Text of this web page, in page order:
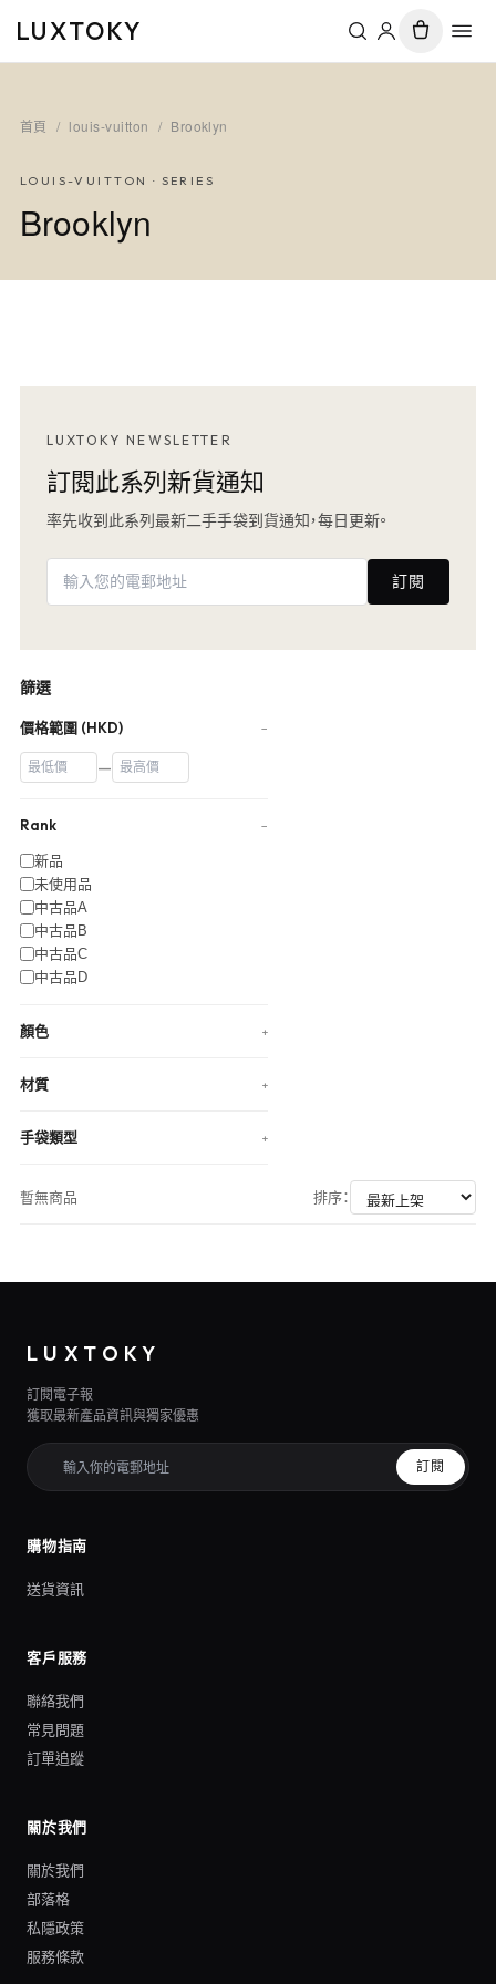
LUXTOKY
首頁 / louis-vuitton / Brooklyn
LOUIS-VUITTON · SERIES
Brooklyn
LUXTOKY NEWSLETTER
訂閱此系列新貨通知
率先收到此系列最新二手手袋到貨通知，每日更新。
訂閱
篩選
價格範圍 (HKD) −
—
Rank −
新品
未使用品
中古品A
中古品B
中古品C
中古品D
顏色 +
材質 +
手袋類型 +
暫無商品 排序：
LUXTOKY
訂閱電子報
獲取最新產品資訊與獨家優惠
訂閱
購物指南
送貨資訊
客戶服務
聯絡我們
常見問題
訂單追蹤
關於我們
關於我們
部落格
私隱政策
服務條款